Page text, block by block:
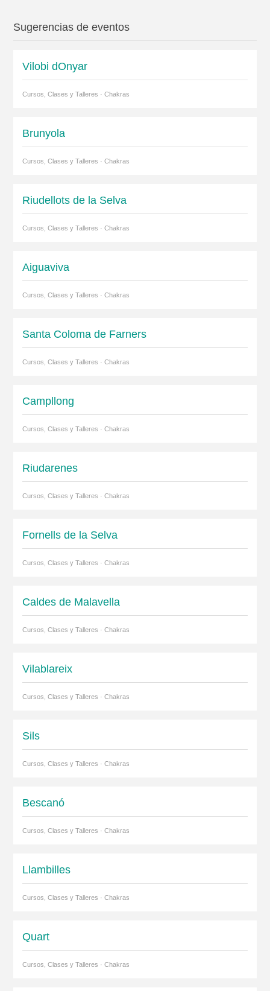
Sugerencias de eventos
Vilobi dOnyar
Cursos, Clases y Talleres · Chakras
Brunyola
Cursos, Clases y Talleres · Chakras
Riudellots de la Selva
Cursos, Clases y Talleres · Chakras
Aiguaviva
Cursos, Clases y Talleres · Chakras
Santa Coloma de Farners
Cursos, Clases y Talleres · Chakras
Campllong
Cursos, Clases y Talleres · Chakras
Riudarenes
Cursos, Clases y Talleres · Chakras
Fornells de la Selva
Cursos, Clases y Talleres · Chakras
Caldes de Malavella
Cursos, Clases y Talleres · Chakras
Vilablareix
Cursos, Clases y Talleres · Chakras
Sils
Cursos, Clases y Talleres · Chakras
Bescanó
Cursos, Clases y Talleres · Chakras
Llambilles
Cursos, Clases y Talleres · Chakras
Quart
Cursos, Clases y Talleres · Chakras